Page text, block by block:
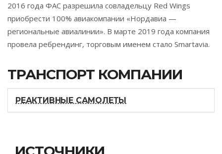
2016 года ФАС разрешила совладельцу Red Wings
приобрести 100% авиакомпании «Нордавиа —
региональные авиалинии». В марте 2019 года компания
провела ребрендинг, торговым именем стало Smartavia.
ТРАНСПОРТ КОМПАНИИ
РЕАКТИВНЫЕ САМОЛЕТЫ